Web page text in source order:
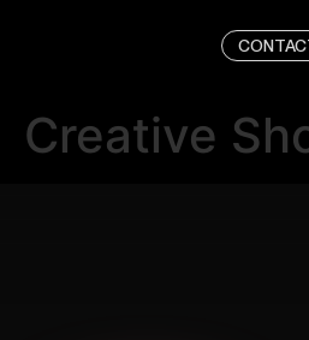
Creative